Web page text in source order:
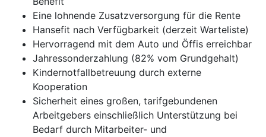
Eine lohnende Zusatzversorgung für die Rente
Hansefit nach Verfügbarkeit (derzeit Warteliste)
Hervorragend mit dem Auto und Öffis erreichbar
Jahressonderzahlung (82% vom Grundgehalt)
Kindernotfallbetreuung durch externe
Kooperation
Sicherheit eines großen, tarifgebundenen
Arbeitgebers einschließlich Unterstützung bei
Bedarf durch Mitarbeiter- und